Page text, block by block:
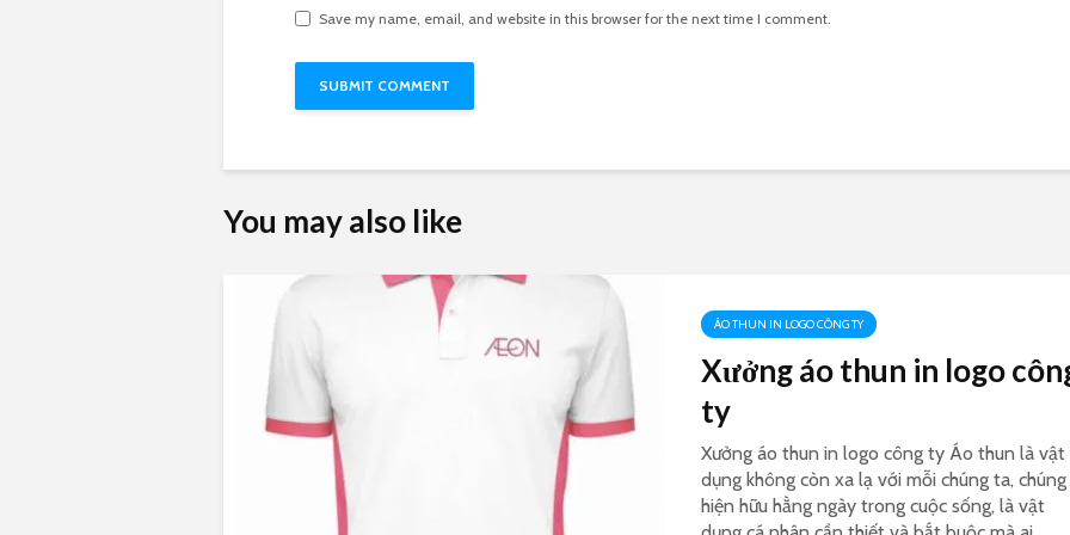
Save my name, email, and website in this browser for the next time I comment.
You may also like
ÁO THUN IN LOGO CÔNG TY
Xưởng áo thun in logo
ty
Xưởng áo thun in logo công ty Áo thun là vật
dụng không còn xa lạ với mỗi chúng ta, chúng
hiện hữu hằng ngày trong cuộc sống, là vật